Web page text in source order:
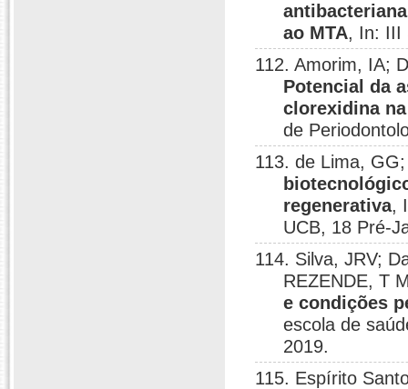
ao MTA, In: III
112. Amorim, IA;
Potencial da
clorexidina
de
113. de Lima,
regenerativa,
UCB, 18 Pré-
114. Silva, JRV;
REZENDE, T
e condições
escola de
2019.
115. Espírito